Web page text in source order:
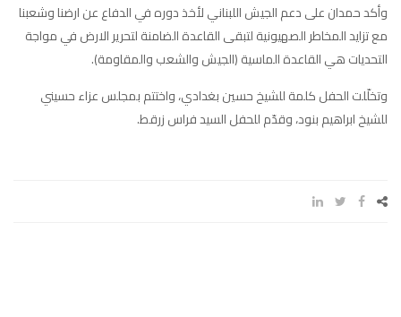
وأكد حمدان على دعم الجيش اللبناني لأخذ دوره في الدفاع عن ارضنا وشعبنا
مع تزايد المخاطر الصهيونية لتبقى القاعدة الضامنة لتحرير الارض في مواجة
التحديات هي القاعدة الماسية (الجيش والشعب والمقاومة).
وتخلّلت الحفل كلمة للشيخ حسين بغدادي، واختتم بمجلس عزاء حسيني
للشيخ ابراهيم بنود، وقدّم للحفل السيد فراس زرقط.